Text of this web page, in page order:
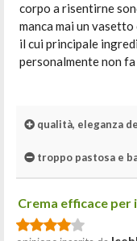
corpo a risentirne
manca mai un
il cui principale
personalmente non
qualità, eleganza
troppo pastosa e
Crema efficace per